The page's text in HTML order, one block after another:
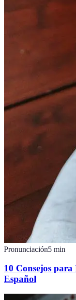
Pronunciación5 min
10 Consejos
Español